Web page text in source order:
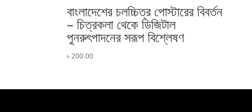
বাংলাদেশের চলচ্চিত্র পোস্টারের বিবর্তন
– চিত্রকলা থেকে ডিজিটাল
পুনরুৎপাদনের সরূপ বিশ্লেষণ
৳ 200.00